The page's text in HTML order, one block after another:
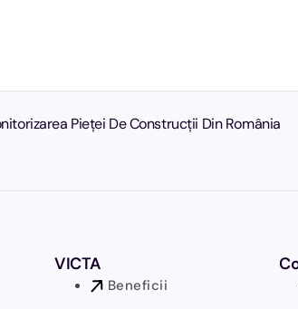
Pieței De Construcții Din România
VICTA
Beneficii